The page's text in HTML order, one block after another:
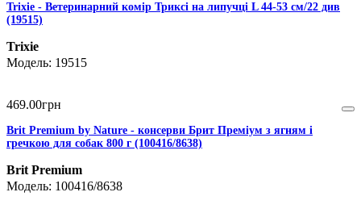
Trixie - Ветеринарний комір Триксі на липучці L 44-53 см/22 див
(19515)
Trixie
19515
469.00грн
Brit Premium by Nature - консерви Брит Преміум з ягням і
гречкою для собак 800 г (100416/8638)
Brit Premium
100416/8638